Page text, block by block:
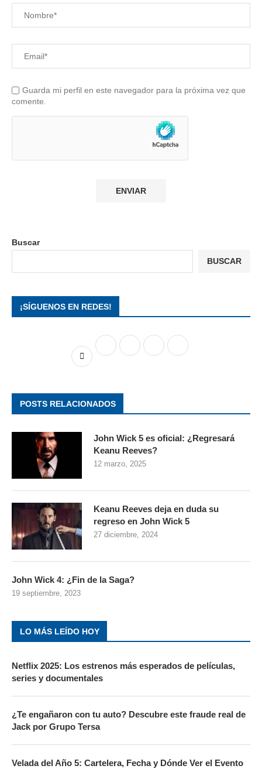
Guarda mi perfil en este navegador para la próxima vez que
comente.
Buscar
BUSCAR
¡SÍGUENOS EN REDES!
POSTS RELACIONADOS
John Wick 5 es oficial: ¿Regresará
Keanu Reeves?
12 marzo, 2025
Keanu Reeves deja en duda su
regreso en John Wick 5
27 diciembre, 2024
John Wick 4: ¿Fin de la Saga?
19 septiembre, 2023
LO MÁS LEÍDO HOY
Netflix 2025: Los estrenos más esperados de películas,
series y documentales
¿Te engañaron con tu auto? Descubre este fraude real de
Jack por Grupo Tersa
Velada del Año 5: Cartelera, Fecha y Dónde Ver el Evento